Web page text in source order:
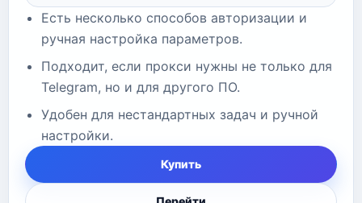
Есть несколько способов авторизации и
ручная настройка параметров.
Подходит, если прокси нужны не только для
Telegram, но и для другого ПО.
Удобен для нестандартных задач и ручной
настройки.
Купить